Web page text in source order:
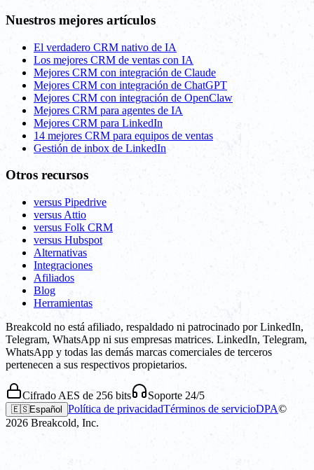
Nuestros mejores artículos
El verdadero CRM nativo de IA
Los mejores CRM de ventas con IA
Mejores CRM con integración de Claude
Mejores CRM con integración de ChatGPT
Mejores CRM con integración de OpenClaw
Mejores CRM para agentes de IA
Mejores CRM para LinkedIn
14 mejores CRM para equipos de ventas
Gestión de inbox de LinkedIn
Otros recursos
versus Pipedrive
versus Attio
versus Folk CRM
versus Hubspot
Alternativas
Integraciones
Afiliados
Blog
Herramientas
Breakcold no está afiliado, respaldado ni patrocinado por LinkedIn,
Telegram, WhatsApp ni sus empresas matrices. LinkedIn, Telegram,
WhatsApp y todas las demás marcas comerciales de terceros
pertenecen a sus respectivos propietarios.
Cifrado AES de 256 bits Soporte 24/5
🇪🇸Español Política de privacidadTérminos de servicioDPA©
2026 Breakcold, Inc.